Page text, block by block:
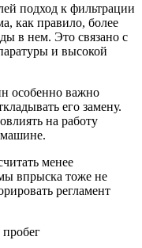
подход к фильтрации
как правило, более
в нем. Это связано с
и высокой
особенно важно
его замену.
на работу
машине.
менее
впрыска тоже не
регламент